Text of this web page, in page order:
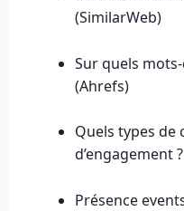
(SimilarWeb)
Sur quels
(Ahrefs)
Quels types de
d’engagement ?
Présence